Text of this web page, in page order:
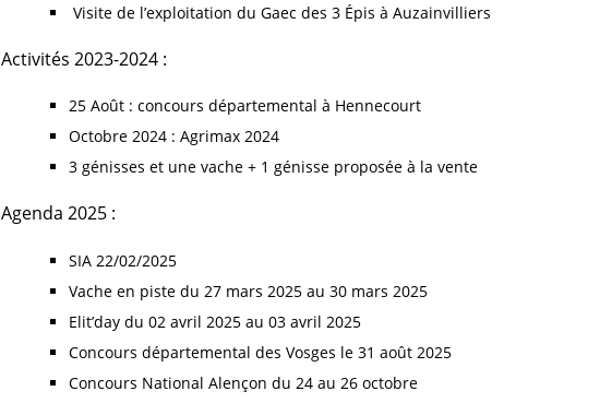
Visite de l’exploitation du Gaec des 3 Épis à Auzainvilliers
Activités 2023-2024 :
25 Août : concours départemental à Hennecourt
Octobre 2024 : Agrimax 2024
3 génisses et une vache + 1 génisse proposée à la vente
Agenda 2025 :
SIA 22/02/2025
Vache en piste du 27 mars 2025 au 30 mars 2025
Elit’day du 02 avril 2025 au 03 avril 2025
Concours départemental des Vosges le 31 août 2025
Concours National Alençon du 24 au 26 octobre